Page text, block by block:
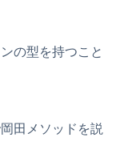
の型を持つこと
田メソッドを説